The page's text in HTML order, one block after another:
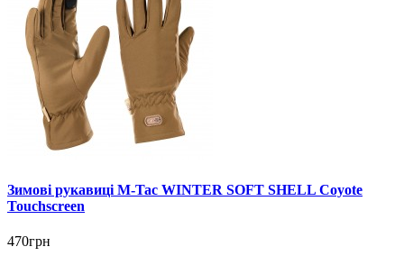
Зимові рукавиці M-Tac WINTER SOFT SHELL Coyote
Touchscreen
470грн